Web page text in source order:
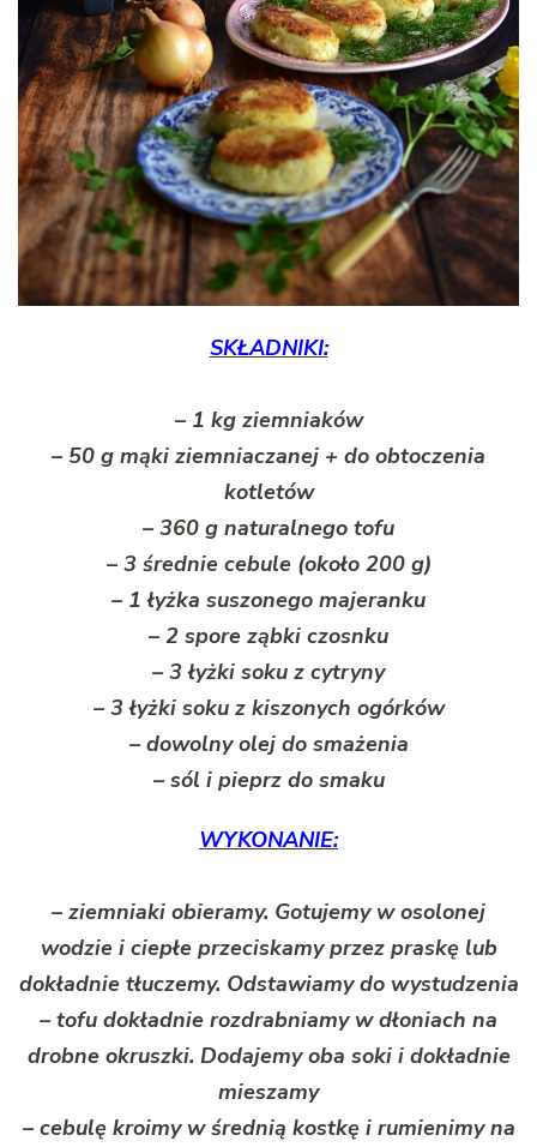
SKŁADNIKI:
– 1 kg ziemniaków
– 50 g mąki ziemniaczanej + do obtoczenia
kotletów
– 360 g naturalnego tofu
– 3 średnie cebule (około 200 g)
– 1 łyżka suszonego majeranku
– 2 spore ząbki czosnku
– 3 łyżki soku z cytryny
– 3 łyżki soku z kiszonych ogórków
– dowolny olej do smażenia
– sól i pieprz do smaku
WYKONANIE:
– ziemniaki obieramy. Gotujemy w osolonej
wodzie i ciepłe przeciskamy przez praskę lub
dokładnie tłuczemy. Odstawiamy do wystudzenia
– tofu dokładnie rozdrabniamy w dłoniach na
drobne okruszki. Dodajemy oba soki i dokładnie
mieszamy
– cebulę kroimy w średnią kostkę i rumienimy na